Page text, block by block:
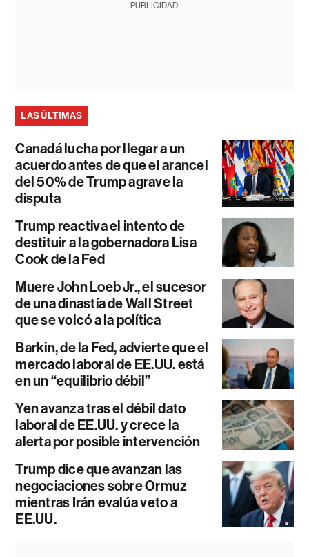
PUBLICIDAD
LAS ÚLTIMAS
Canadá lucha por llegar a un
acuerdo antes de que el arancel
del 50% de Trump agrave la
disputa
Trump reactiva el intento de
destituir a la gobernadora Lisa
Cook de la Fed
Muere John Loeb Jr., el sucesor
de una dinastía de Wall Street
que se volcó a la política
Barkin, de la Fed, advierte que el
mercado laboral de EE.UU. está
en un “equilibrio débil”
Yen avanza tras el débil dato
laboral de EE.UU. y crece la
alerta por posible intervención
Trump dice que avanzan las
negociaciones sobre Ormuz
mientras Irán evalúa veto a
EE.UU.